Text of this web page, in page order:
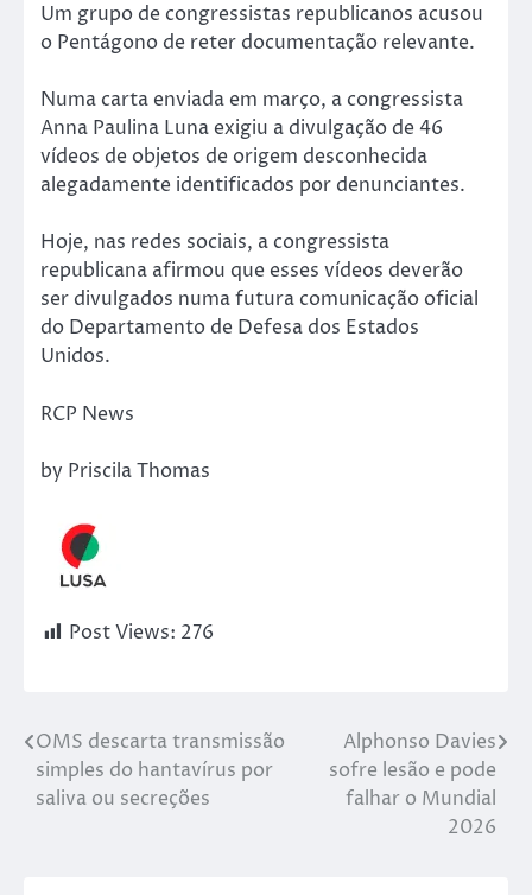
Um grupo de congressistas republicanos acusou
o Pentágono de reter documentação relevante.
Numa carta enviada em março, a congressista
Anna Paulina Luna exigiu a divulgação de 46
vídeos de objetos de origem desconhecida
alegadamente identificados por denunciantes.
Hoje, nas redes sociais, a congressista
republicana afirmou que esses vídeos deverão
ser divulgados numa futura comunicação oficial
do Departamento de Defesa dos Estados
Unidos.
RCP News
by Priscila Thomas
Post Views: 276
OMS descarta transmissão
simples do hantavírus por
saliva ou secreções
Alphonso Davies
sofre lesão e pode
falhar o Mundial
2026